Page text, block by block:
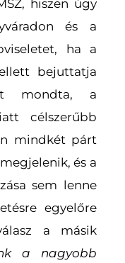
hiszen úgy
és a
ha a
bejuttatja
mondta, a
célszerűbb
mindkét párt
és a
sem lenne
egyelőre
a másik
a nagyobb